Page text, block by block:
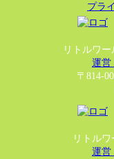
プラ
リトルワ
運営
〒814-
リトル
運営